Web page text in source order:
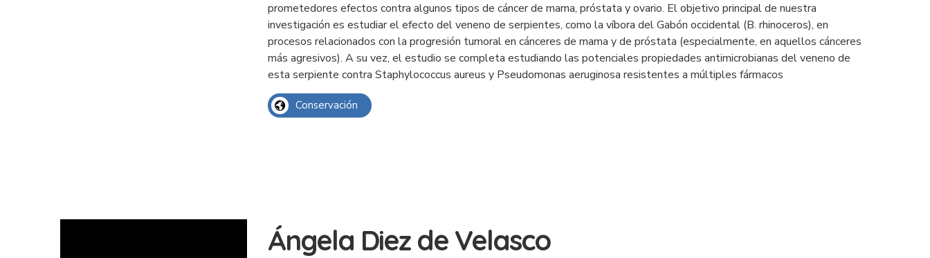
prometedores efectos contra algunos tipos de cáncer de mama, próstata y ovario. El objetivo principal de nuestra
investigación es estudiar el efecto del veneno de serpientes, como la víbora del Gabón occidental (B. rhinoceros), en
procesos relacionados con la progresión tumoral en cánceres de mama y de próstata (especialmente, en aquellos cánceres
más agresivos). A su vez, el estudio se completa estudiando las potenciales propiedades antimicrobianas del veneno de
esta serpiente contra Staphylococcus aureus y Pseudomonas aeruginosa resistentes a múltiples fármacos
Conservación
Ángela Diez de Velasco